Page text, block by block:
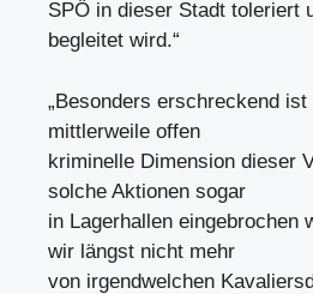
SPÖ in dieser Stadt toleriert
begleitet wird.“
„Besonders erschreckend ist
mittlerweile offen
kriminelle Dimension dieser
solche Aktionen sogar
in Lagerhallen eingebrochen
wir längst nicht mehr
von irgendwelchen